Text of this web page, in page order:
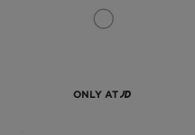
ONLY AT